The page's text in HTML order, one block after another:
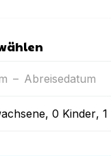
– Abreisedatum
,0 Kinder,1